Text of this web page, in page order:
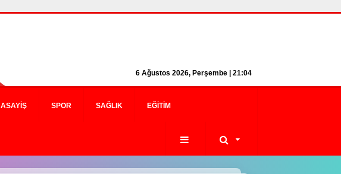
6 Ağustos 2026, Perşembe | 21:04
ASAYIŞ SPOR SAĞLIK EĞITIM